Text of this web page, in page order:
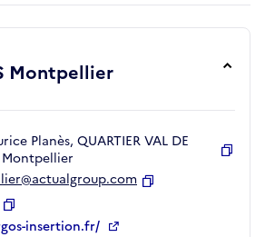
Montpellier
Planès, QUARTIER VAL DE
Montpellier
Copierinsertion.fr/